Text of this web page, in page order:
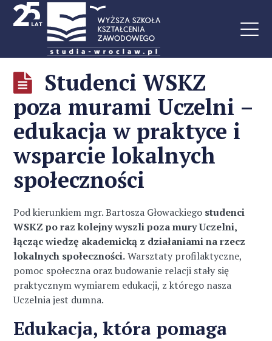
Studenci WSKZ
poza murami Uczelni –
edukacja w praktyce i
wsparcie lokalnych
społeczności
Pod kierunkiem mgr. Bartosza Głowackiego studenci
WSKZ po raz kolejny wyszli poza mury Uczelni,
łącząc wiedzę akademicką z działaniami na rzecz
lokalnych społeczności.Warsztaty profilaktyczne,
pomoc społeczna oraz budowanie relacji stały się
praktycznym wymiarem edukacji, z którego nasza
Uczelnia jest dumna.
Edukacja, która pomaga